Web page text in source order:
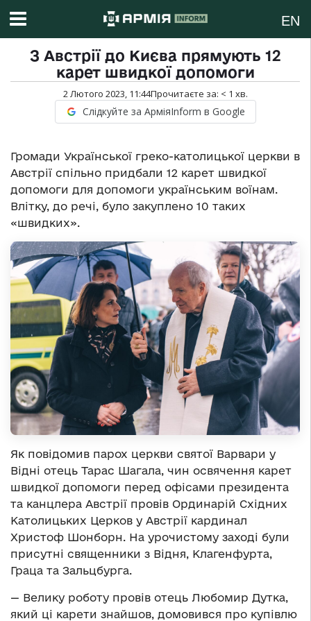
EN
З Австрії до Києва прямують 12
карет швидкої допомоги
2 Лютого 2023, 11:44Прочитаєте за: < 1 хв.
Слідкуйте за АрміяInform в Google
Громади Української греко-католицької церкви в
Австрії спільно придбали 12 карет швидкої
допомоги для допомоги українським воїнам.
Влітку, до речі, було закуплено 10 таких
«швидких».
Як повідомив парох церкви святої Варвари у
Відні отець Тарас Шагала, чин освячення карет
швидкої допомоги перед офісами президента
та канцлера Австрії провів Ординарій Східних
Католицьких Церков у Австрії кардинал
Христоф Шонборн. На урочистому заході були
присутні священники з Відня, Клагенфурта,
Граца та Зальцбурга.
— Велику роботу провів отець Любомир Дутка,
який ці карети знайшов, домовився про купівлю